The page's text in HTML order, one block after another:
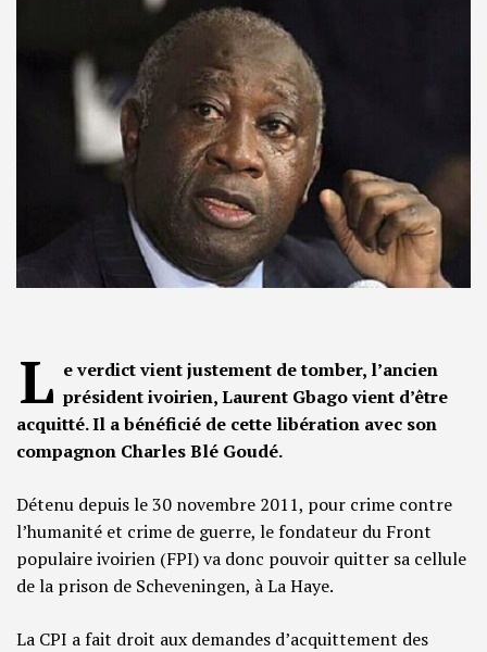
L e verdict vient justement de tomber, l’ancien
président ivoirien, Laurent Gbago vient d’être
acquitté. Il a bénéficié de cette libération avec son
compagnon Charles Blé Goudé.
Détenu depuis le 30 novembre 2011, pour crime contre
l’humanité et crime de guerre, le fondateur du Front
populaire ivoirien (FPI) va donc pouvoir quitter sa cellule
de la prison de Scheveningen, à La Haye.
La CPI a fait droit aux demandes d’acquittement des